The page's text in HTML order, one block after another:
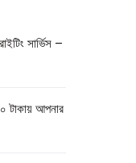
সার্ভিস –
টাকায় আপনার